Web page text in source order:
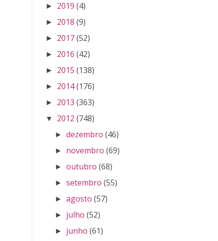
► 2019 (4)
► 2018 (9)
► 2017(52)
► 2016 (42)
► 2015 (138)
► 2014(176)
► 2013 (363)
▼ 2012 (748)
►dezembro (46)
► novembro (69)
►outubro (68)
►setembro (55)
►agosto (57)
► julho (52)
► junho (61)